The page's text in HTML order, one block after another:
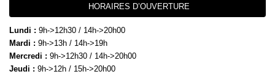
HORAIRES D’OUVERTURE
Lundi : 9h->12h30 / 14h->20h00
Mardi : 9h->13h / 14h->19h
Mercredi : 9h->12h30 / 14h->20h00
Jeudi : 9h->12h / 15h->20h00